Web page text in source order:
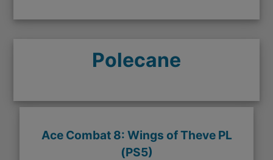
Polecane
Ace Combat 8: Wings of Theve PL
(PS5)